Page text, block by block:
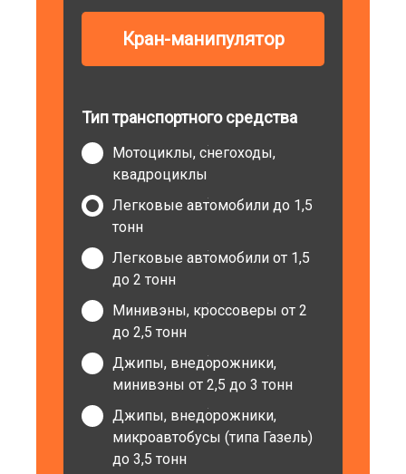
Кран-манипулятор
Тип транспортного средства
Мотоциклы, снегоходы,
квадроциклы
Легковые автомобили до 1,5
тонн
Легковые автомобили от 1,5
до 2 тонн
Минивэны, кроссоверы от 2
до 2,5 тонн
Джипы, внедорожники,
минивэны от 2,5 до 3 тонн
Джипы, внедорожники,
микроавтобусы (типа Газель)
до 3,5 тонн